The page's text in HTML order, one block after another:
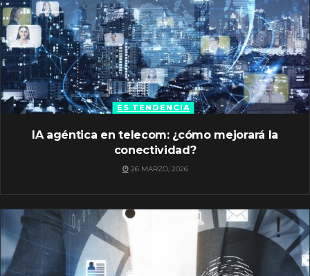
ES TENDENCIA
IA agéntica en telecom: ¿cómo mejorará la
conectividad?
26 MARZO, 2026